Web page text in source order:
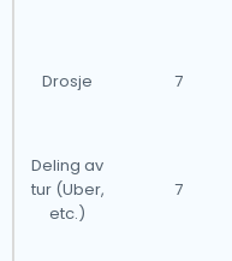
nesten 50 000 byer
liste over
24/7.Drosje 7
Deling av
tur (Uber,
etc.)
7